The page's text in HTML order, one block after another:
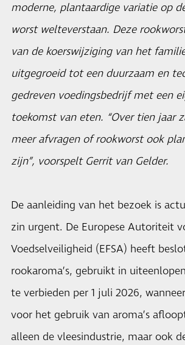
moderne, plantaardige variatie op
worst welteverstaan. Deze
van de koerswijziging van het
uitgegroeid tot een duurzaam en
gedreven voedingsbedrijf met een
toekomst van eten. “Over tien jaar
meer afvragen of rookworst ook
zijn”, voorspelt Gerrit van Gelder.
De aanleiding van het bezoek is
zin urgent. De Europese Autoriteit
Voedselveiligheid (EFSA) heeft
rookaroma’s, gebruikt in
te verbieden per 1 juli 2026,
voor het gebruik van aroma’s
alleen de vleesindustrie, maar ook